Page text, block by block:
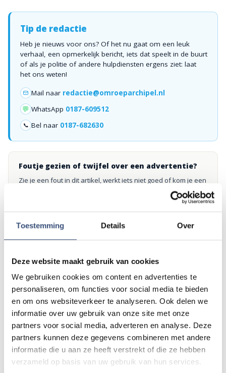
Toestemming Details Over
Deze website maakt gebruik van cookies
We gebruiken cookies om content en advertenties te
personaliseren, om functies voor social media te bieden
en om ons websiteverkeer te analyseren. Ook delen we
informatie over uw gebruik van onze site met onze
partners voor social media, adverteren en analyse. Deze
partners kunnen deze gegevens combineren met andere
informatie die u aan ze heeft verstrekt of die ze hebben
verzameld op basis van uw gebruik van hun services.
Tip de redactie
Heb je nieuws voor ons? Of het nu gaat om een leuk
verhaal, een opmerkelijk bericht, iets dat speelt in de buurt
of als je politie of andere hulpdiensten ergens ziet: laat
het ons weten!
Mail naar redactie@omroeparchipel.nl
💬 WhatsApp 0187-609512
📞 Bel naar 0187-682630
Foutje gezien of twijfel over een advertentie?
Zie je een fout in dit artikel, werkt iets niet goed of kom je een
advertentie tegen die niet klopt? Laat het ons weten via
. We kijken er graag naar.
Andere events
DI
11
AUG.
Magic Summer show met Steven Kazàn
📍Ouddorp🕐17:00
WO
12
Kinderdagen bij RTM-trammuseum in
Ouddorp